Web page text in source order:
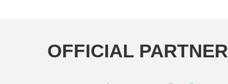
OFFICIAL PARTNER